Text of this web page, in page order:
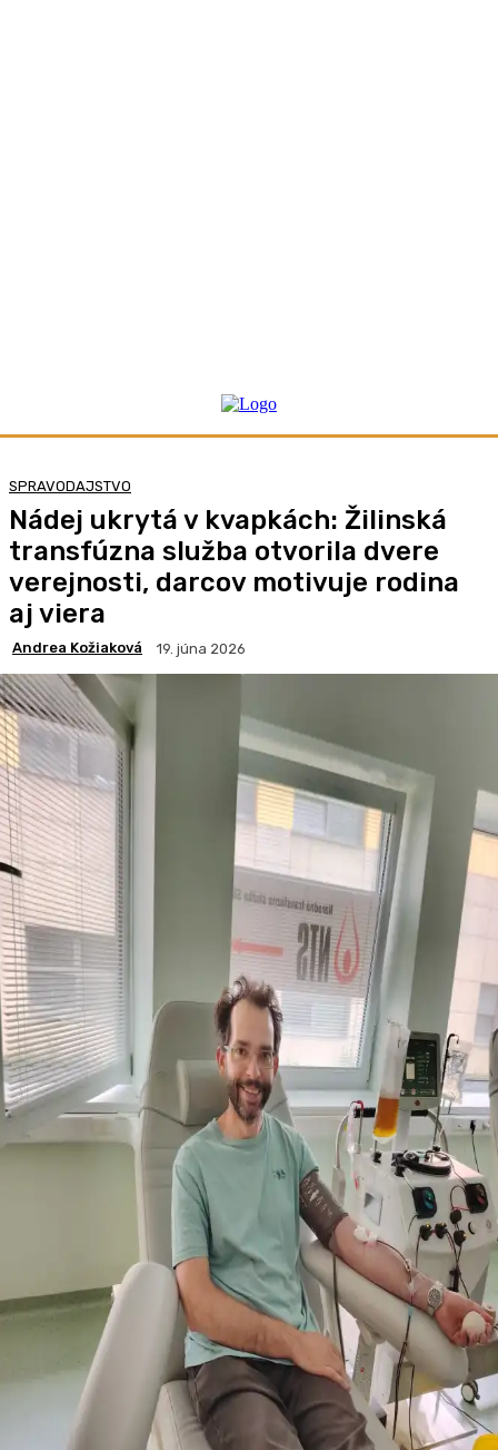
SPRAVODAJSTVO
Nádej ukrytá v kvapkách: Žilinská
transfúzna služba otvorila dvere
verejnosti, darcov motivuje rodina
aj viera
Andrea Kožiaková 19. júna 2026